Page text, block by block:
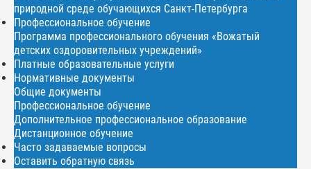
природной среде обучающихся Санкт-Петербурга
Профессиональное обучение
Программа профессионального обучения «Вожатый
детских оздоровительных учреждений»
Платные образовательные услуги
Нормативные документы
Общие документы
Профессиональное обучение
Дополнительное профессиональное образование
Дистанционное обучение
Часто задаваемые вопросы
Оставить обратную связь